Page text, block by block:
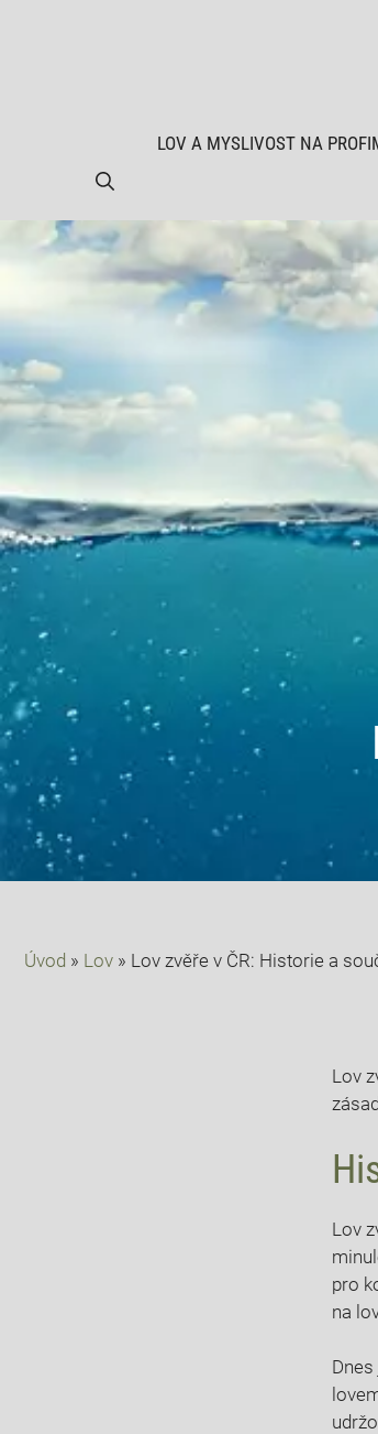
LOV A MYSLIVOST NA
Úvod » Lov » Lov zvěře v ČR: Historie a
Lov
Lov‌
pro⁢
na